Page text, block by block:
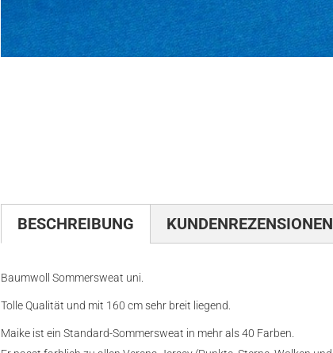
BESCHREIBUNG KUNDENREZENSIONEN
Baumwoll Sommersweat uni.
Tolle Qualität und mit 160 cm sehr breit liegend.
Maike ist ein Standard-Sommersweat in mehr als 40 Farben.